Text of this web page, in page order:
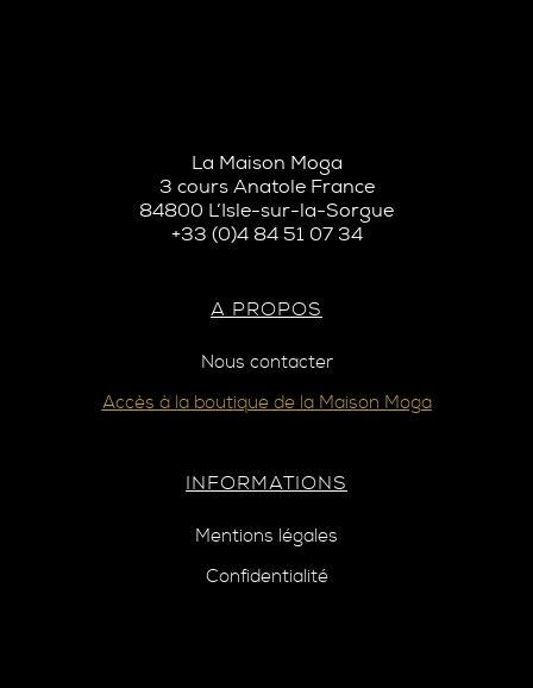
La Maison Moga
3 cours Anatole France
84800 L’Isle-sur-la-Sorgue
+33 (0)4 84 51 07 34
A PROPOS
Nous contacter
Accès à la boutique de la Maison Moga
INFORMATIONS
Mentions légales
Confidentialité